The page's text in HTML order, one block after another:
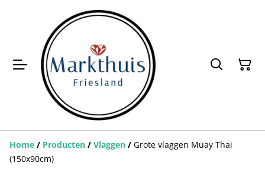
Home / Producten / Vlaggen / Grote vlaggen Muay Thai
(150x90cm)